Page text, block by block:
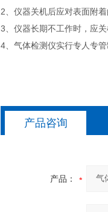
2、仪器关机后应对表面附
3、仪器长期不工作时，应
4、气体检测仪实行专人专
产品咨询
产品：